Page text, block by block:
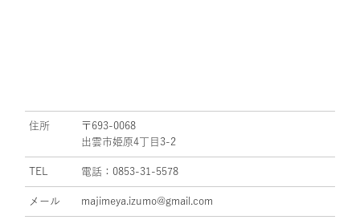
住所
〒693-0068
出雲市姫原4丁目3-2
TEL 電話：0853-31-5578
メール majimeya.izumo@gmail.com